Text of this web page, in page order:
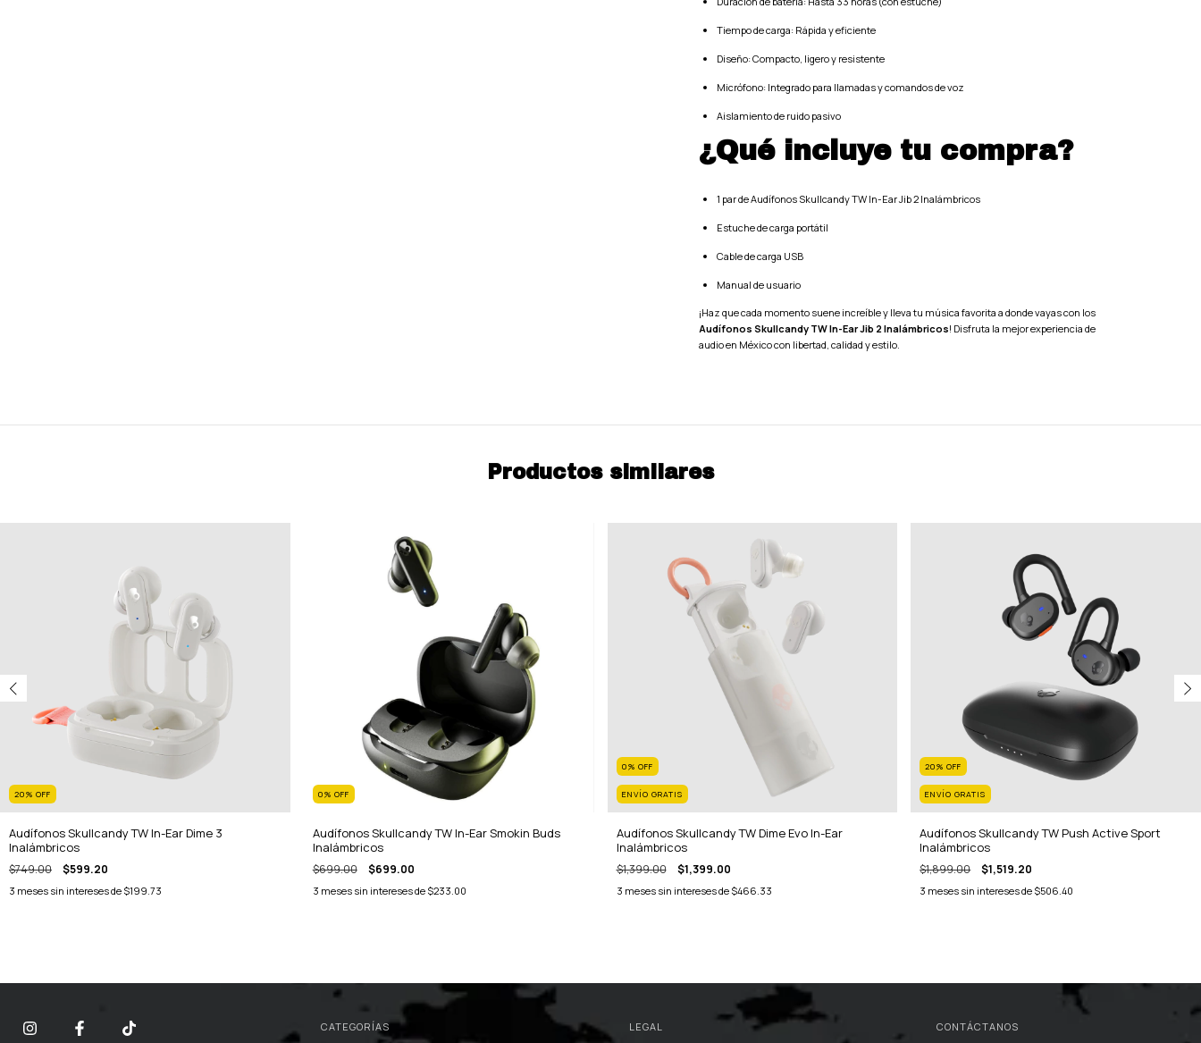
Tiempo de carga: Rápida y eficiente
Diseño: Compacto, ligero y resistente
Micrófono: Integrado para llamadas y comandos de voz
Aislamiento de ruido pasivo
¿Qué incluye tu compra?
1 par de Audífonos Skullcandy TW In-Ear Jib 2 Inalámbricos
Estuche de carga portátil
Cable de carga USB
Manual de usuario
¡Haz que cada momento suene increíble y lleva tu música favorita a donde vayas con los
Audífonos Skullcandy TW In-Ear Jib 2 Inalámbricos! Disfruta la mejor experiencia de
audio en México con libertad, calidad y estilo.
Productos similares
20% OFF
Audífonos Skullcandy TW In-Ear Dime 3
Inalámbricos
$749.00 $599.20
3 meses sin intereses de $199.73
0% OFF
Audífonos Skullcandy TW In-Ear Smokin Buds
Inalámbricos
$699.00 $699.00
3 meses sin intereses de $233.00
0% OFF
ENVÍO GRATIS
Audífonos Skullcandy TW Dime Evo In-Ear
Inalámbricos
$1,399.00 $1,399.00
3 meses sin intereses de $466.33
20%OFF
ENVÍO GRATIS
Audífonos Skullcandy TW Push Active Sport
Inalámbricos
$1,899.00 $1,519.20
3 meses sin intereses de $506.40
CATEGORÍAS LEGAL CONTÁCTANOS